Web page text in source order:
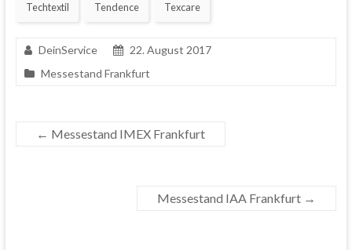
Techtextil Tendence Texcare
DeinService
22. August 2017
Messestand Frankfurt
← Messestand IMEX Frankfurt
Messestand IAA Frankfurt →